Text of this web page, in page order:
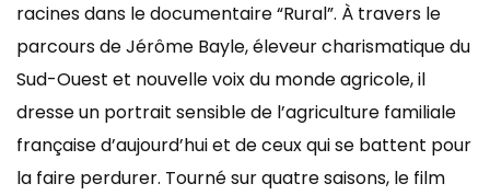
racines dans le documentaire “Rural”. À travers le
parcours de Jérôme Bayle, éleveur charismatique du
Sud-Ouest et nouvelle voix du monde agricole, il
dresse un portrait sensible de l’agriculture familiale
française d’aujourd’hui et de ceux qui se battent pour
la faire perdurer. Tourné sur quatre saisons, le film